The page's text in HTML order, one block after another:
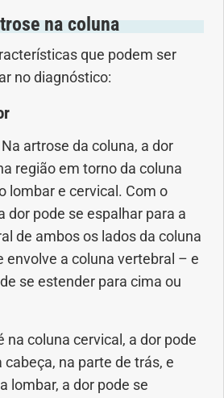
na coluna
que podem ser
no diagnóstico:
artrose da coluna, a dor
região em torno da coluna
lombar e cervical. Com o
dor pode se espalhar para a
de ambos os lados da coluna
envolve a coluna vertebral – e
se estender para cima ou
na coluna cervical, a dor pode
cabeça, na parte de trás, e
lombar, a dor pode se